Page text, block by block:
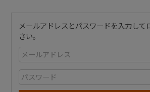
メールアドレスとパスワードを入力して
さい。